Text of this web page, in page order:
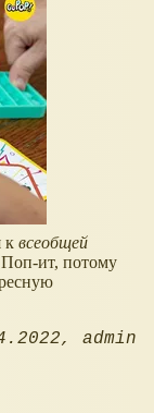
к всеобщей
ит, потому
admin